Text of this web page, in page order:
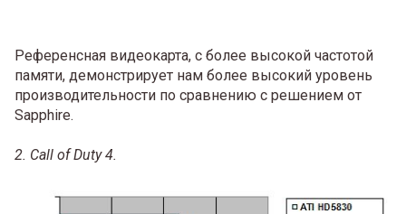
Референсная видеокарта, с более высокой частотой
памяти, демонстрирует нам более высокий уровень
производительности по сравнению с решением от
Sapphire.
2. Call of Duty 4.